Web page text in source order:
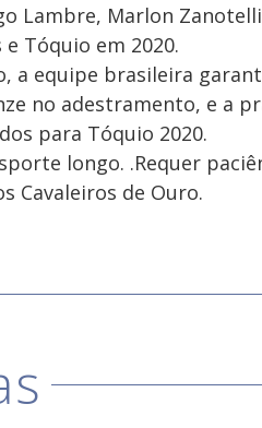
Lambre, Marlon
Tóquio em 2020.
a equipe brasileira
no adestramento, e a
para Tóquio 2020.
longo. .Requer
Cavaleiros de Ouro.